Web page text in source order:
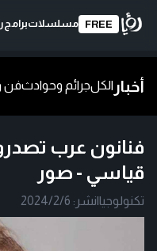
FREE مسلسلاتبرامج
أخبار الكلجرائم وحوادثفن
فنانون عرب
قياسي - صور
تكنولوجيا|نشر: 2024/2/6